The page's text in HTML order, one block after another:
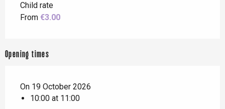
Child rate
From €3.00
Opening times
On 19 October 2026
10:00 at 11:00